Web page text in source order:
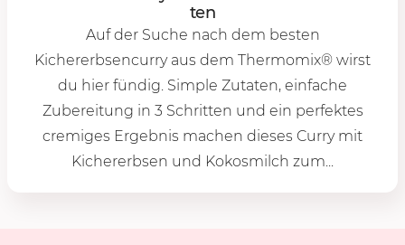
ten
Auf der Suche nach dem besten
Kichererbsencurry aus dem Thermomix® wirst
du hier fündig. Simple Zutaten, einfache
Zubereitung in 3 Schritten und ein perfektes
cremiges Ergebnis machen dieses Curry mit
Kichererbsen und Kokosmilch zum...